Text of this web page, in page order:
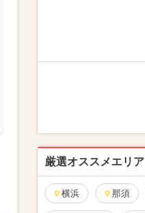
厳選オススメエリア
横浜 那須